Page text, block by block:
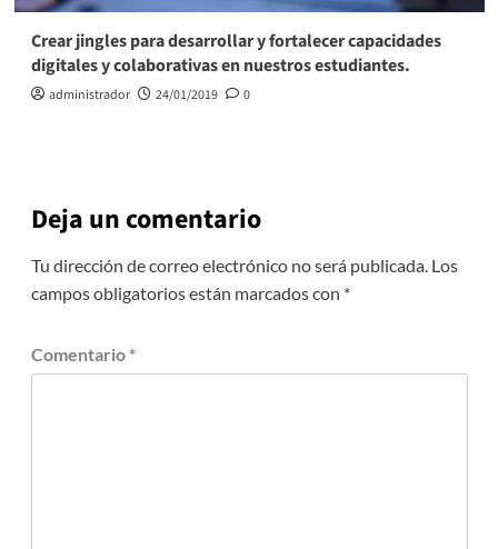
Crear jingles para desarrollar y fortalecer capacidades
digitales y colaborativas en nuestros estudiantes.
administrador 24/01/2019 0
Deja un comentario
Tu dirección de correo electrónico no será publicada. Los
campos obligatorios están marcados con *
Comentario *